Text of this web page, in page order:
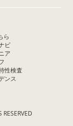
ら
ビ
ア
性検査
ンス